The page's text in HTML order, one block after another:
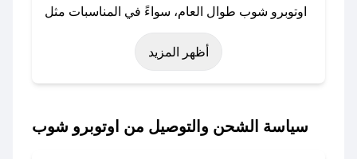
اوتوبرو شوب طوال العام، سواءً في المناسبات مثل
عيد الفطر، عيد الأضحى، الجمعة البيضاء (شهر
نوفمبر)، رمضان، اليوم الوطني، يوم التأسيس، أو
حتى عروض خاصة أخرى.
باستخدام تطبيق صحصح، يمكنك العثور بسهولة على
أظهر المزيد
سياسة الشحن والتوصيل من اوتوبرو شوب